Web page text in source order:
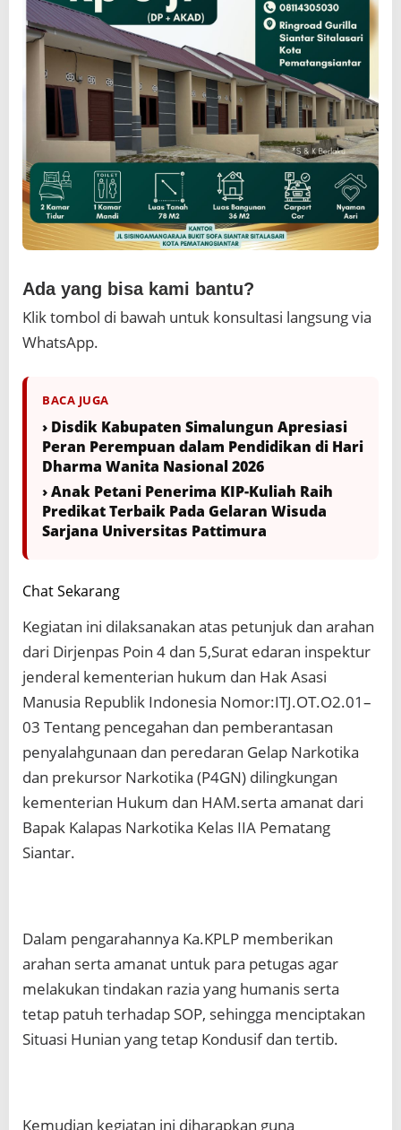
Ada yang bisa kami bantu?
Klik tombol di bawah untuk konsultasi langsung via
WhatsApp.
BACA JUGA
› Disdik Kabupaten Simalungun Apresiasi
Peran Perempuan dalam Pendidikan di Hari
Dharma Wanita Nasional 2026
› Anak Petani Penerima KIP-Kuliah Raih
Predikat Terbaik Pada Gelaran Wisuda
Sarjana Universitas Pattimura
Chat Sekarang
Kegiatan ini dilaksanakan atas petunjuk dan arahan
dari Dirjenpas Poin 4 dan 5,Surat edaran inspektur
jenderal kementerian hukum dan Hak Asasi
Manusia Republik Indonesia Nomor:ITJ.OT.O2.01–
03 Tentang pencegahan dan pemberantasan
penyalahgunaan dan peredaran Gelap Narkotika
dan prekursor Narkotika (P4GN) dilingkungan
kementerian Hukum dan HAM.serta amanat dari
Bapak Kalapas Narkotika Kelas IIA Pematang
Siantar.
Dalam pengarahannya Ka.KPLP memberikan
arahan serta amanat untuk para petugas agar
melakukan tindakan razia yang humanis serta
tetap patuh terhadap SOP, sehingga menciptakan
Situasi Hunian yang tetap Kondusif dan tertib.
Kemudian kegiatan ini diharapkan guna